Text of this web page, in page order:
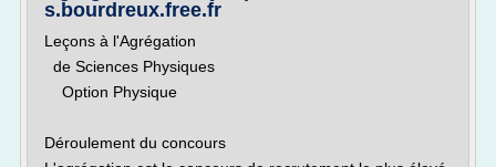
s.bourdreux.free.fr
Leçons à l'Agrégation
de Sciences Physiques
Option Physique
Déroulement du concours